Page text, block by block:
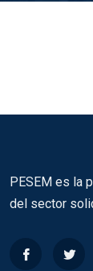
PESEM es la
del sector